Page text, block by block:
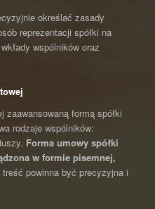
określać zasady
reprezentacji spółki na
wspólników oraz
zaawansowaną formą spółki
rodzaje wspólników:
Forma umowy spółki
w formie pisemnej,
treść powinna być precyzyjna i